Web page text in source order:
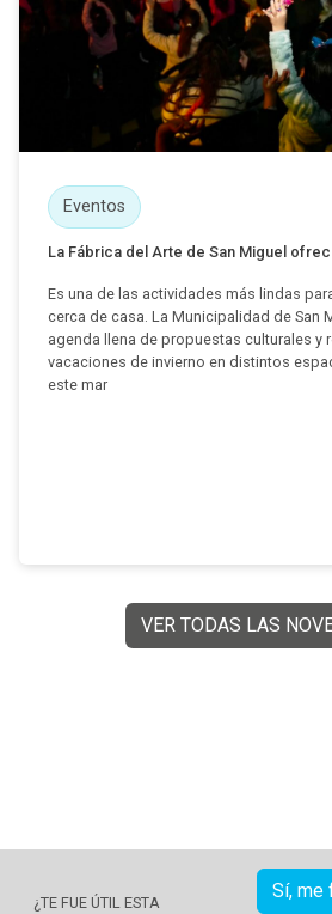
Eventos
La Fábrica del Arte de San Miguel
Es una de las actividades más lindas
cerca de casa. La Municipalidad de San
agenda llena de propuestas culturales y
vacaciones de invierno en distintos
este mar
VER TODAS LAS
¿TE FUE ÚTIL ESTA
Sí, me